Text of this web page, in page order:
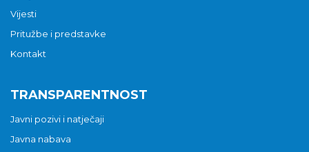
Vijesti
Pritužbe i predstavke
Kontakt
TRANSPARENTNOST
Javni pozivi i natječaji
Javna nabava